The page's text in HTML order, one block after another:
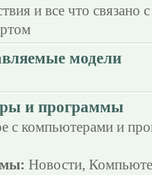
и все что связано с
модели
и программы
с компьютерами и
Новости,